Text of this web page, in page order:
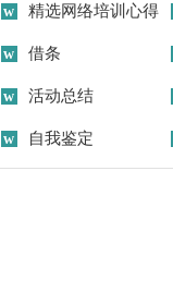
请书合集十篇
精选网络培训心得
体会集合八篇
借条
活动总结
自我鉴定